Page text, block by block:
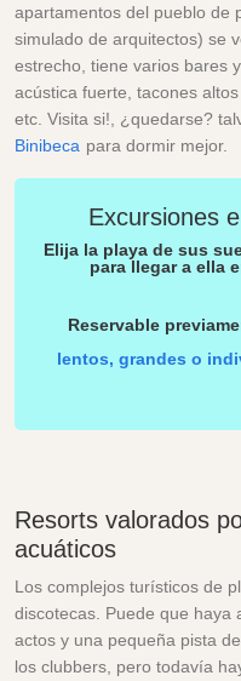
apartamentos del pueblo de
simulado de arquitectos) se
estrecho, tiene varios bares
acústica fuerte, tacones
etc. Visita si!, ¿quedarse?
Binibeca para dormir mejor.
Excursiones
Elija la playa de sus
para llegar a ella
Reservable
lentos, grandes o
Resorts valorados
acuáticos
Los complejos turísticos de
discotecas. Puede que haya
actos y una pequeña pista
los clubbers, pero todavía